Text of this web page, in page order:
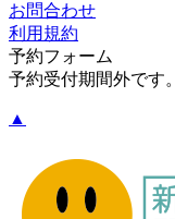
お問合わせ
利用規約
予約フォーム
予約受付期間外です。
▲